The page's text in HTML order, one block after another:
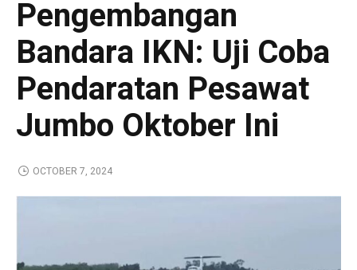
Pengembangan
Bandara IKN: Uji Coba
Pendaratan Pesawat
Jumbo Oktober Ini
OCTOBER 7, 2024